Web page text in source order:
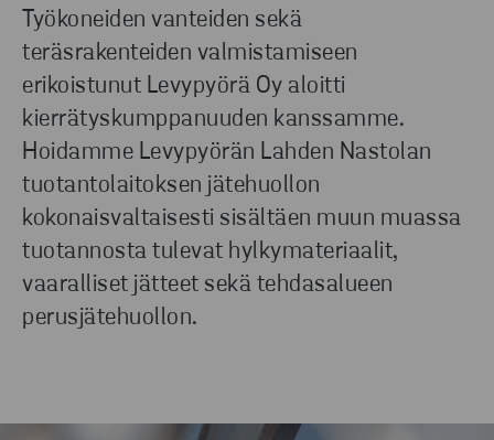
Työkoneiden vanteiden sekä
teräsrakenteiden valmistamiseen
erikoistunut Levypyörä Oy aloitti
kierrätyskumppanuuden kanssamme.
Hoidamme Levypyörän Lahden Nastolan
tuotantolaitoksen jätehuollon
kokonaisvaltaisesti sisältäen muun muassa
tuotannosta tulevat hylkymateriaalit,
vaaralliset jätteet sekä tehdasalueen
perusjätehuollon.